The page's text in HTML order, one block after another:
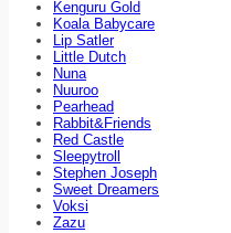
Kenguru Gold
Koala Babycare
Lip Satler
Little Dutch
Nuna
Nuuroo
Pearhead
Rabbit&Friends
Red Castle
Sleepytroll
Stephen Joseph
Sweet Dreamers
Voksi
Zazu